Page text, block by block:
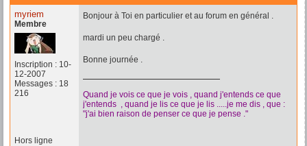
myriem
Membre
Inscription : 10-
12-2007
Messages : 18
216
Bonjour à Toi en particulier et au forum en général .
mardi un peu chargé .
Bonne journée .
Quand je vois ce que je vois , quand j'entends ce que
j'entends , quand je lis ce que je lis .....je me dis , que :
"j'ai bien raison de penser ce que je pense ."
Hors ligne